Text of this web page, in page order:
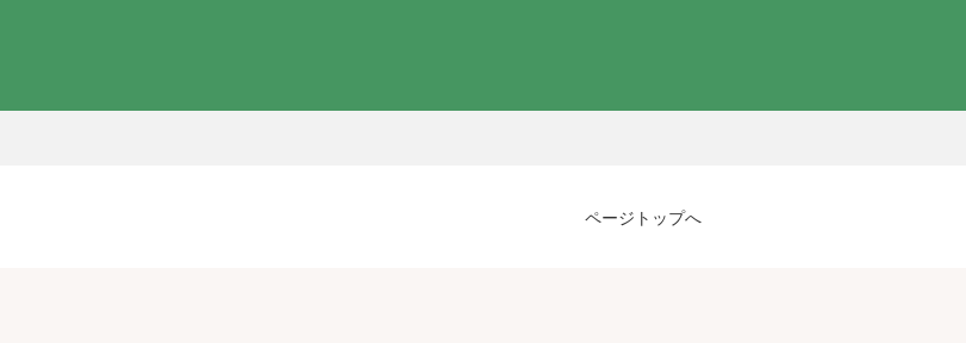
ページトップへ